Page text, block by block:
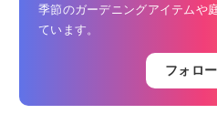
季節のガーデニングアイテムや
ています。
フォロ